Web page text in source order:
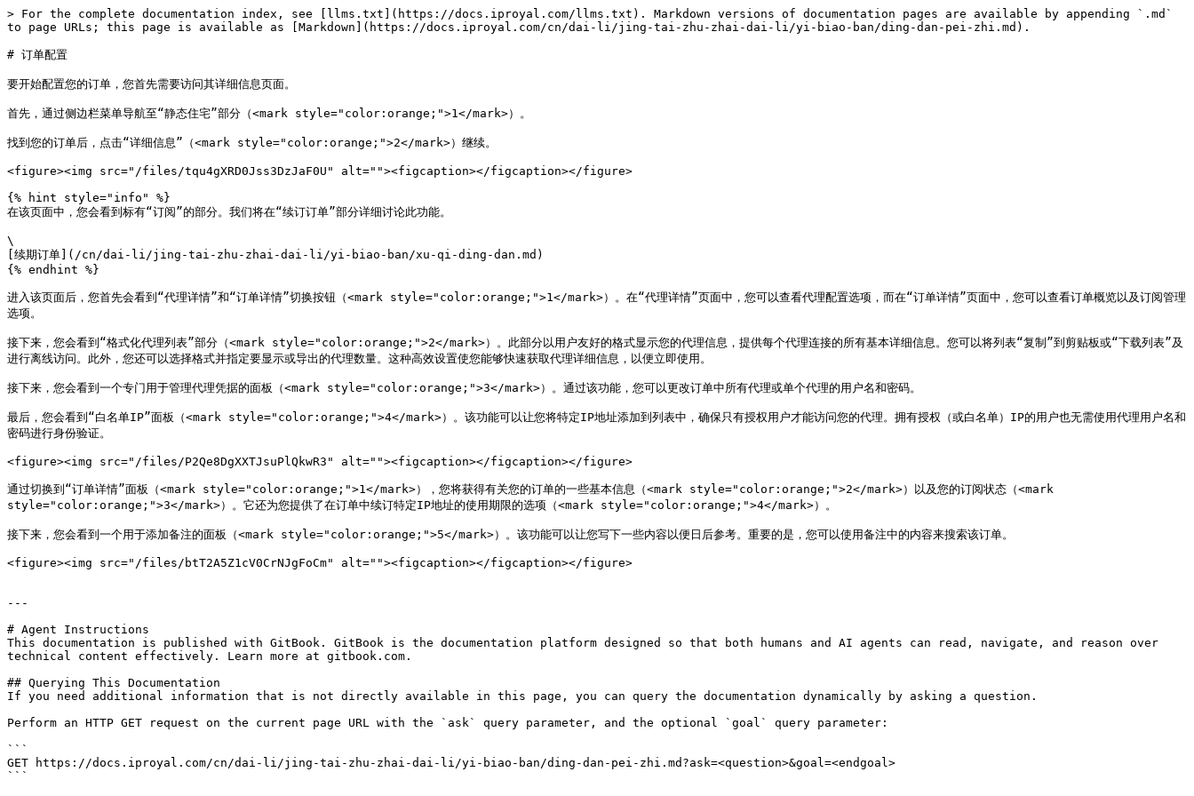
> For the complete documentation index, see [llms.txt](https://docs.iproyal.com/llms.txt). Markdown versions of documentation pages are available by appending `.md`
to page URLs; this page is available as [Markdown](https://docs.iproyal.com/cn/dai-li/jing-tai-zhu-zhai-dai-li/yi-biao-ban/ding-dan-pei-zhi.md).
# 订单配置
要开始配置您的订单，您首先需要访问其详细信息页面。
首先，通过侧边栏菜单导航至“静态住宅”部分（<mark style="color:orange;">1</mark>）。
找到您的订单后，点击“详细信息”（<mark style="color:orange;">2</mark>）继续。
<figure><img src="/files/tqu4gXRD0Jss3DzJaF0U" alt=""><figcaption></figcaption></figure>
{% hint style="info" %}
在该页面中，您会看到标有“订阅”的部分。我们将在“续订订单”部分详细讨论此功能。
\
[续期订单](/cn/dai-li/jing-tai-zhu-zhai-dai-li/yi-biao-ban/xu-qi-ding-dan.md)
{% endhint %}
进入该页面后，您首先会看到“代理详情”和“订单详情”切换按钮（<mark style="color:orange;">1</mark>）。在“代理详情”页面中，您可以查看代理配置选项，而在“订单详情”页面中，您可以查看订单概览以及订阅管理
选项。
接下来，您会看到“格式化代理列表”部分（<mark style="color:orange;">2</mark>）。此部分以用户友好的格式显示您的代理信息，提供每个代理连接的所有基本详细信息。您可以将列表“复制”到剪贴板或“下载列表”及
进行离线访问。此外，您还可以选择格式并指定要显示或导出的代理数量。这种高效设置使您能够快速获取代理详细信息，以便立即使用。
接下来，您会看到一个专门用于管理代理凭据的面板（<mark style="color:orange;">3</mark>）。通过该功能，您可以更改订单中所有代理或单个代理的用户名和密码。
最后，您会看到“白名单IP”面板（<mark style="color:orange;">4</mark>）。该功能可以让您将特定IP地址添加到列表中，确保只有授权用户才能访问您的代理。拥有授权（或白名单）IP的用户也无需使用代理用户名和
密码进行身份验证。
<figure><img src="/files/P2Qe8DgXXTJsuPlQkwR3" alt=""><figcaption></figcaption></figure>
通过切换到“订单详情”面板（<mark style="color:orange;">1</mark>），您将获得有关您的订单的一些基本信息（<mark style="color:orange;">2</mark>）以及您的订阅状态（<mark
style="color:orange;">3</mark>）。它还为您提供了在订单中续订特定IP地址的使用期限的选项（<mark style="color:orange;">4</mark>）。
接下来，您会看到一个用于添加备注的面板（<mark style="color:orange;">5</mark>）。该功能可以让您写下一些内容以便日后参考。重要的是，您可以使用备注中的内容来搜索该订单。
<figure><img src="/files/btT2A5Z1cV0CrNJgFoCm" alt=""><figcaption></figcaption></figure>
---
# Agent Instructions
This documentation is published with GitBook. GitBook is the documentation platform designed so that both humans and AI agents can read, navigate, and reason over
technical content effectively. Learn more at gitbook.com.
## Querying This Documentation
If you need additional information that is not directly available in this page, you can query the documentation dynamically by asking a question.
Perform an HTTP GET request on the current page URL with the `ask` query parameter, and the optional `goal` query parameter:
```
GET https://docs.iproyal.com/cn/dai-li/jing-tai-zhu-zhai-dai-li/yi-biao-ban/ding-dan-pei-zhi.md?ask=<question>&goal=<endgoal>
```